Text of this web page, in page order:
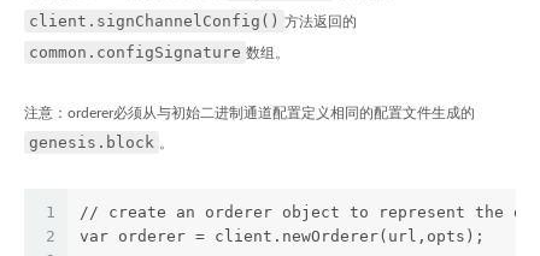
client.signChannelConfig() 方法返回的
common.configSignature 数组。
注意：orderer必须从与初始二进制通道配置定义相同的配置文件生成的
genesis.block 。
1
2
// create an orderer object to represent the
var orderer = client.newOrderer(url,opts);